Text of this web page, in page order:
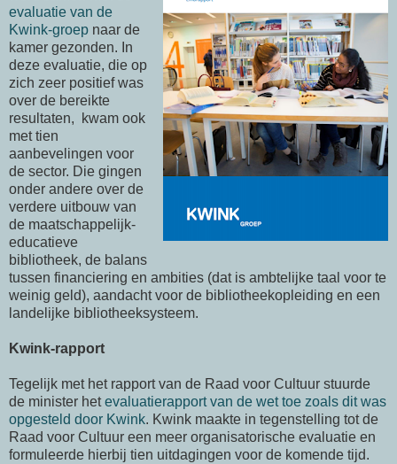
evaluatie van de
Kwink-groep naar de
kamer gezonden. In
deze evaluatie, die op
zich zeer positief was
over de bereikte
resultaten, kwam ook
met tien
aanbevelingen voor
de sector. Die gingen
onder andere over de
verdere uitbouw van
de maatschappelijk-
educatieve
bibliotheek, de balans
tussen financiering en ambities (dat is ambtelijke taal voor te
weinig geld), aandacht voor de bibliotheekopleiding en een
landelijke bibliotheeksysteem.
Kwink-rapport
Tegelijk met het rapport van de Raad voor Cultuur stuurde
de minister hetevaluatierapport van de wet toe zoals dit was
opgesteld door Kwink. Kwink maakte in tegenstelling tot de
Raad voor Cultuur een meer organisatorische evaluatie en
formuleerde hierbij tien uitdagingen voor de komende tijd.